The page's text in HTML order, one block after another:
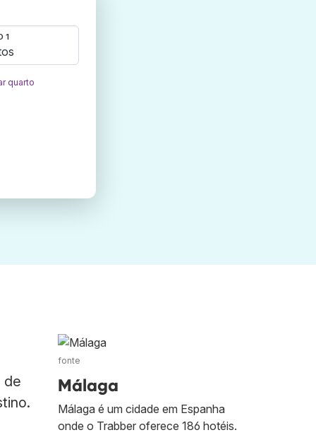
1
quarto
de
fonte
Málaga
Málaga é um cidade em Espanha
onde o Trabber oferece 186 hotéis.